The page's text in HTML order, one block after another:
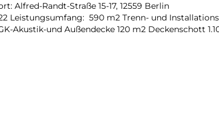
Alfred-Randt-Straße 15-17, 12559 Berlin
Leistungsumfang: 590 m2 Trenn- und
Akustik-und Außendecke 120 m2 Deckenschott